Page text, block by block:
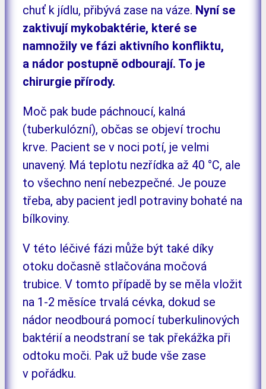
chuť k jídlu, přibývá zase na váze. Nyní se
zaktivují mykobaktérie, které se
namnožily ve fázi aktivního konfliktu,
a nádor postupně odbourají. To je
chirurgie přírody.
Moč pak bude páchnoucí, kalná
(tuberkulózní), občas se objeví trochu
krve. Pacient se v noci potí, je velmi
unavený. Má teplotu nezřídka až 40 °C, ale
to všechno není nebezpečné. Je pouze
třeba, aby pacient jedl potraviny bohaté na
bílkoviny.
V této léčivé fázi může být také díky
otoku dočasně stlačována močová
trubice. V tomto případě by se měla vložit
na 1-2 měsíce trvalá cévka, dokud se
nádor neodbourá pomocí tuberkulinových
baktérií a neodstraní se tak překážka při
odtoku moči. Pak už bude vše zase
v pořádku.